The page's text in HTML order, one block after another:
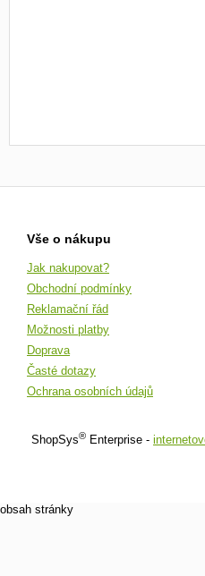
Vše o nákupu
Jak nakupovat?
Obchodní podmínky
Reklamační řád
Možnosti platby
Doprava
Časté dotazy
Ochrana osobních údajů
ShopSys® Enterprise -
obsah stránky